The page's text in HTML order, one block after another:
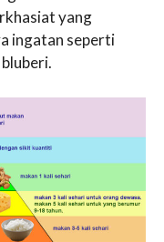
yang
ingatan seperti